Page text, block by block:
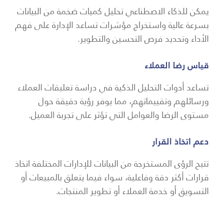
يمكن للذكاء الاصطناعي تحليل كميات ضخمة من البيانات
بسرعة عالية واستخراج مؤشرات تساعد الإدارة على فهم
الأداء وتحديد فرص التحسين والتطوير.
قياس رضا العملاء
تساعد أدوات التحليل الذكية في دراسة تعليقات العملاء
ورسائلهم وتقييماتهم، مما يوفر رؤية دقيقة حول
مستوى الرضا والعوامل التي تؤثر على تجربة العميل.
دعم اتخاذ القرار
تتيح الرؤى المستخرجة من البيانات للإدارات المختلفة اتخاذ
قرارات أكثر دقة وفاعلية، سواء فيما يتعلق بالمبيعات أو
التسويق أو خدمة العملاء أو تطوير المنتجات.